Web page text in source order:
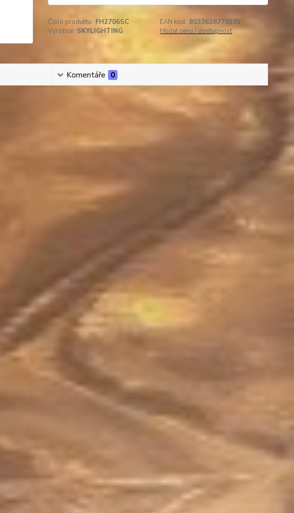
Číslo produktu: FH2706SC EAN kód: 8033638770191
Výrobce: SKYLIGHTING Hlídat cenu / dostupnost
Komentáře 0